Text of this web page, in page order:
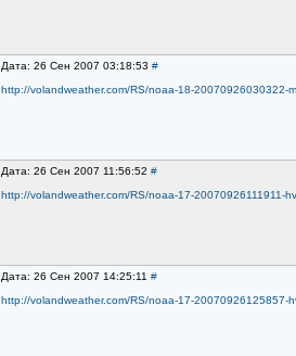
Дата: 26 Сен 2007 03:18:53 #
http://volandweather.com/RS/noaa-18-20070926030322-
Дата: 26 Сен 2007 11:56:52 #
http://volandweather.com/RS/noaa-17-20070926111911-
Дата: 26 Сен 2007 14:25:11 #
http://volandweather.com/RS/noaa-17-20070926125857-